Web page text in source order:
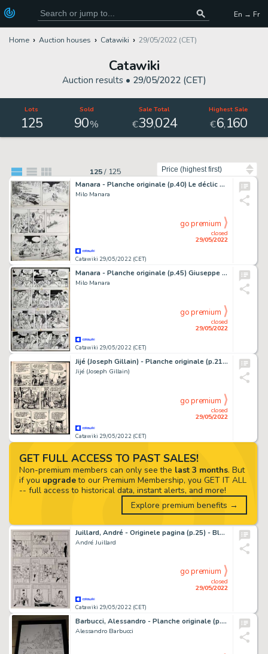
En → Fr
Home Auction houses Catawiki 29/05/2022 (CET)
Catawiki
Auction results • 29/05/2022 (CET)
Lots
125
Sold
90%
Sale Total
€39,024
Highest Sale
€6,160
125/ 125
Manara - Planche originale (p.40) Le déclic T3 - (1994)
Milo Manara
Catawiki 29/05/2022 (CET)
closed
29/05/2022
go premium
Manara - Planche originale (p.45) Giuseppe Bergman T3 - Rêver, peut-être - (1989)
Milo Manara
Catawiki 29/05/2022 (CET)
closed
29/05/2022
go premium
Jijé (Joseph Gillain) - Planche originale (p.21) - Jerry Spring T7 - Enquête Ã San Juan (Le ranch de la malchance) - (1957)
Jijé (Joseph Gillain)
Catawiki 29/05/2022 (CET)
closed
29/05/2022
go premium
Juillard, André - Originele pagina (p.25) - Blake & Mortimer 24 - Le testament de William S. / Het testament van William S. - (2016)
André Juillard
Catawiki 29/05/2022 (CET)
closed
29/05/2022
go premium
Barbucci, Alessandro - Planche originale (p.1) - EkhÃ¶ Monde miroir T2 - Paris empire - Page volante - (2013)
Alessandro Barbucci
GET FULL ACCESS TO PAST SALES!
Non-premium members can only see the last 3 months. But
if you upgradeto our Premium Membership, you GET IT ALL
-- full access to historical data, instant alerts, and more!
Explore premium benefits →